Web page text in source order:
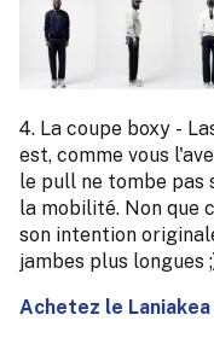
4. La coupe boxy -
est, comme vous
le pull ne tombe pas
la mobilité. Non que
son intention
jambes plus longues
Achetez le